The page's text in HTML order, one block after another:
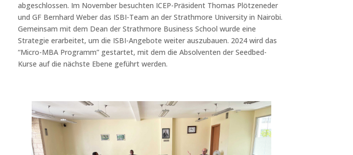
abgeschlossen. Im November besuchten ICEP-Präsident Thomas Plötzeneder
und GF Bernhard Weber das ISBI-Team an der Strathmore University in Nairobi.
Gemeinsam mit dem Dean der Strathmore Business School wurde eine
Strategie erarbeitet, um die ISBI-Angebote weiter auszubauen. 2024 wird das
“Micro-MBA Programm” gestartet, mit dem die Absolventen der Seedbed-
Kurse auf die nächste Ebene geführt werden.